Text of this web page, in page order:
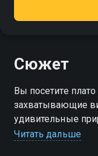
Сюжет
Вы посетите
захватывающие
удивительные
наполнят вас
Читать дальше